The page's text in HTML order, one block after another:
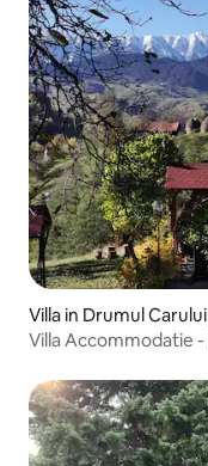
Villa in Drumul Carului
Villa Accommodatie